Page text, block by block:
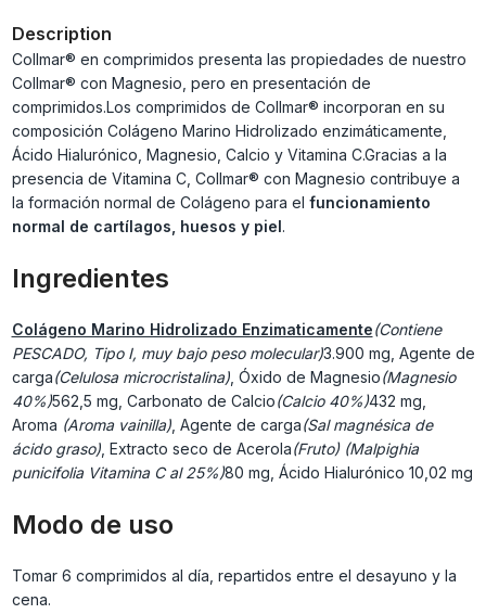
Description
Collmar® en comprimidos presenta las propiedades de nuestro
Collmar® con Magnesio, pero en presentación de
comprimidos.Los comprimidos de Collmar® incorporan en su
composición Colágeno Marino Hidrolizado enzimáticamente,
Ácido Hialurónico, Magnesio, Calcio y Vitamina C.Gracias a la
presencia de Vitamina C, Collmar® con Magnesio contribuye a
la formación normal de Colágeno para el funcionamiento
normal de cartílagos, huesos y piel.
Ingredientes
Colágeno Marino Hidrolizado Enzimaticamente(Contiene
PESCADO, Tipo I, muy bajo peso molecular)3.900 mg, Agente de
carga(Celulosa microcristalina), Óxido de Magnesio(Magnesio
40%)562,5 mg, Carbonato de Calcio(Calcio 40%)432 mg,
Aroma (Aroma vainilla), Agente de carga(Sal magnésica de
ácido graso), Extracto seco de Acerola(Fruto) (Malpighia
punicifolia Vitamina C al 25%)80 mg, Ácido Hialurónico 10,02 mg
Modo de uso
Tomar 6 comprimidos al día, repartidos entre el desayuno y la
cena.